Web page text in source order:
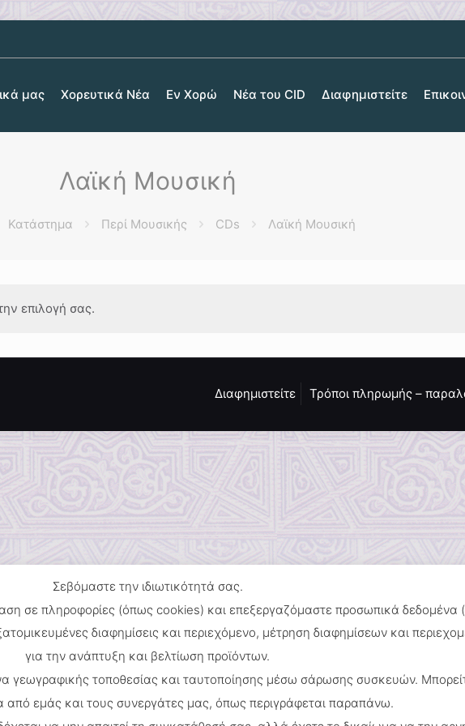
μας Χορευτικά Νέα Εν Χορώ Νέα του CID Διαφημιστείτε
Λαϊκή Μουσική
Κατάστημα Περί Μουσικής CDs Λαϊκή Μουσική
επιλογή σας.
Διαφημιστείτε Τρόποι πληρωμής –
Σεβόμαστε την ιδιωτικότητά σας.
σε πληροφορίες (όπως cookies) και επεξεργαζόμαστε προσωπικά δεδομένα
διαφημίσεις και περιεχόμενο, μέτρηση διαφημίσεων και
για την ανάπτυξη και βελτίωση προϊόντων.
γεωγραφικής τοποθεσίας και ταυτοποίησης μέσω σάρωσης συσκευών.
από εμάς και τους συνεργάτες μας, όπως περιγράφεται παραπάνω.